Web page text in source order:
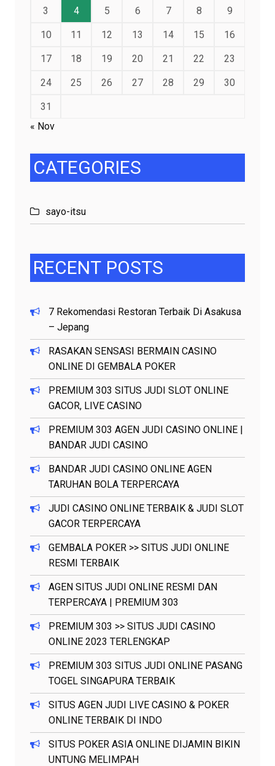
3 4 5 6 7 8 9
10 11 12 13 14 15 16
17 18 19 20 21 22 23
24 25 26 27 28 29 30
31
« Nov
CATEGORIES
sayo-itsu
RECENT POSTS
7 Rekomendasi Restoran Terbaik Di Asakusa
– Jepang
RASAKAN SENSASI BERMAIN CASINO
ONLINE DI GEMBALA POKER
PREMIUM 303 SITUS JUDI SLOT ONLINE
GACOR, LIVE CASINO
PREMIUM 303 AGEN JUDI CASINO ONLINE |
BANDAR JUDI CASINO
BANDAR JUDI CASINO ONLINE AGEN
TARUHAN BOLA TERPERCAYA
JUDI CASINO ONLINE TERBAIK & JUDI SLOT
GACOR TERPERCAYA
GEMBALA POKER >> SITUS JUDI ONLINE
RESMI TERBAIK
AGEN SITUS JUDI ONLINE RESMI DAN
TERPERCAYA | PREMIUM 303
PREMIUM 303 >> SITUS JUDI CASINO
ONLINE 2023 TERLENGKAP
PREMIUM 303 SITUS JUDI ONLINE PASANG
TOGEL SINGAPURA TERBAIK
SITUS AGEN JUDI LIVE CASINO & POKER
ONLINE TERBAIK DI INDO
SITUS POKER ASIA ONLINE DIJAMIN BIKIN
UNTUNG MELIMPAH